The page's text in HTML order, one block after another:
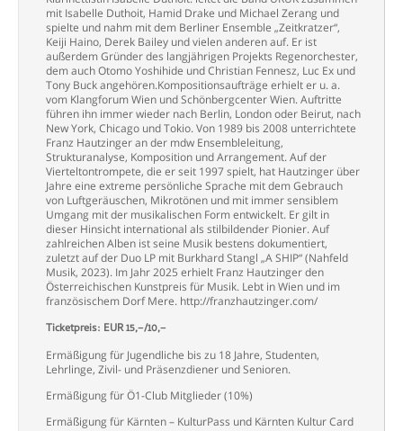
mit Isabelle Duthoit, Hamid Drake und Michael Zerang und
spielte und nahm mit dem Berliner Ensemble „Zeitkratzer“,
Keiji Haino, Derek Bailey und vielen anderen auf. Er ist
außerdem Gründer des langjährigen Projekts Regenorchester,
dem auch Otomo Yoshihide und Christian Fennesz, Luc Ex und
Tony Buck angehören.Kompositionsaufträge erhielt er u. a.
vom Klangforum Wien und Schönbergcenter Wien. Auftritte
führen ihn immer wieder nach Berlin, London oder Beirut, nach
New York, Chicago und Tokio. Von 1989 bis 2008 unterrichtete
Franz Hautzinger an der mdw Ensembleleitung,
Strukturanalyse, Komposition und Arrangement. Auf der
Vierteltontrompete, die er seit 1997 spielt, hat Hautzinger über
Jahre eine extreme persönliche Sprache mit dem Gebrauch
von Luftgeräuschen, Mikrotönen und mit immer sensiblem
Umgang mit der musikalischen Form entwickelt. Er gilt in
dieser Hinsicht international als stilbildender Pionier. Auf
zahlreichen Alben ist seine Musik bestens dokumentiert,
zuletzt auf der Duo LP mit Burkhard Stangl „A SHIP“ (Nahfeld
Musik, 2023). Im Jahr 2025 erhielt Franz Hautzinger den
Österreichischen Kunstpreis für Musik. Lebt in Wien und im
französischem Dorf Mere. http://franzhautzinger.com/
Ticketpreis: EUR 15,–/10,–
Ermäßigung für Jugendliche bis zu 18 Jahre, Studenten,
Lehrlinge, Zivil- und Präsenzdiener und Senioren.
Ermäßigung für Ö1-Club Mitglieder (10%)
Ermäßigung für Kärnten – KulturPass und Kärnten Kultur Card